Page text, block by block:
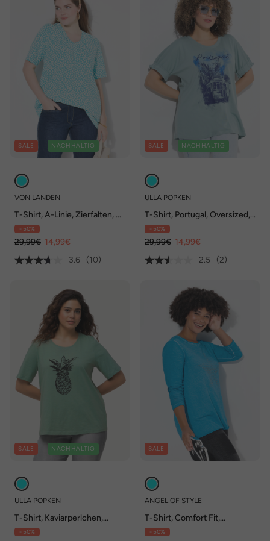
SALE NACHHALTIG
VON LANDEN
T-Shirt, A-Linie, Zierfalten, V-
Ausschnitt, Halbarm
- 50%
29,99€ 14,99€
3.6
(10)
SALE NACHHALTIG
ULLA POPKEN
T-Shirt, Portugal, Oversized,
Rundhals, Halbarm
- 50%
29,99€ 14,99€
2.5
(2)
SALE NACHHALTIG
ULLA POPKEN
T-Shirt, Kaviarperlchen,
Ananas, Rundhals, Halbarm
- 50%
SALE
ANGEL OF STYLE
T-Shirt, Comfort Fit,
Glitzersteinchen, langarm
- 50%